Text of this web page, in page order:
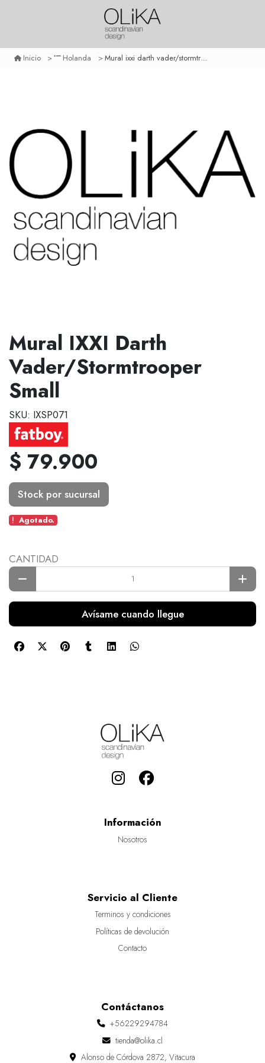
Inicio Holanda Mural ixxi darth vader/stormtrooper small
Mural IXXI Darth
Vader/Stormtrooper
Small
SKU: IXSP071
$ 79.900
Stock por sucursal
Agotado.
CANTIDAD
Avísame cuando llegue
Información
Nosotros
Servicio al Cliente
Terminos y condiciones
Políticas de devolución
Contacto
Contáctanos
+56229294784
tienda@olika.cl
Alonso de Córdova 2872, Vitacura